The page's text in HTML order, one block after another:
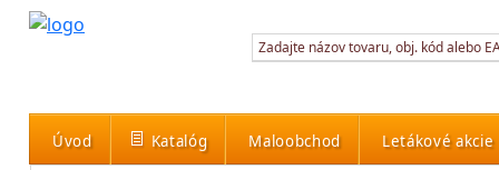
Úvod Katalóg Maloobchod Letákové akcie